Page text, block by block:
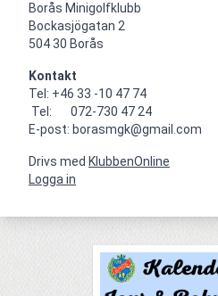
Borås Minigolfklubb
Bockasjögatan 2
504 30 Borås
Kontakt
Tel: +46 33 -10 47 74
E-post: borasmgk@gmail.com
Drivs med KlubbenOnline
Logga in